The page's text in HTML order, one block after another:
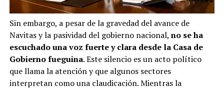
Sin embargo, a pesar de la gravedad del avance de
Navitas y la pasividad del gobierno nacional, no se ha
escuchado una voz fuerte y clara desde la Casa de
Gobierno fueguina. Este silencio es un acto político
que llama la atención y que algunos sectores
interpretan como una claudicación. Mientras la